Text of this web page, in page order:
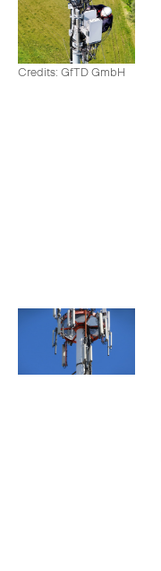
Credits: GfTD GmbH